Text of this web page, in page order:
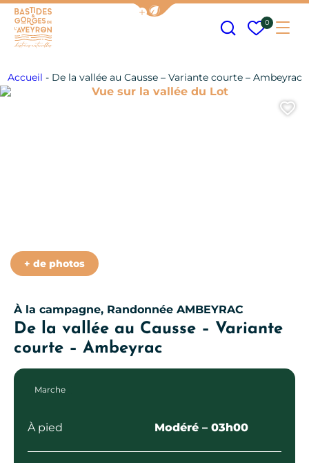
Afficher la barre de navigation
Mes
0
Accueil - De la vallée au Causse – Variante courte – Ambeyrac
À la campagne, Randonnée AMBEYRAC
De la vallée au Causse – Variante
courte – Ambeyrac
Vue sur la vallée du Lot
+ de photos
Marche
À pied Modéré – 03h00